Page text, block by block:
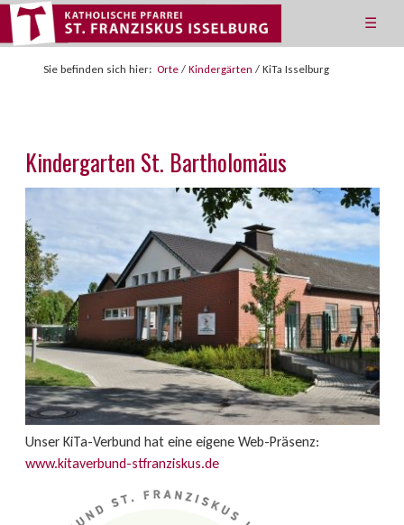
☰
Sie befinden sich hier: Orte / Kindergärten / KiTa Isselburg
Kindergarten St. Bartholomäus
Unser KiTa-Verbund hat eine eigene Web-Präsenz:
www.kitaverbund-stfranziskus.de